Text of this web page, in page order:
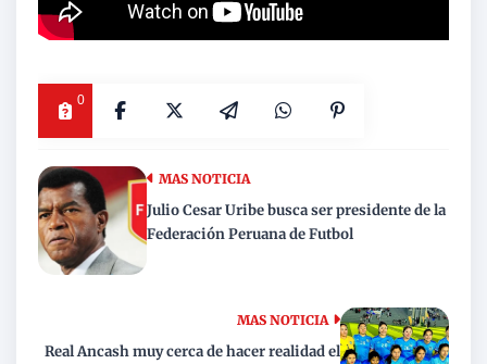
0
MAS NOTICIA
Real Ancash muy cerca de hacer realidad el
MAS NOTICIA
Julio Cesar Uribe busca ser presidente de la
Federación Peruana de Futbol